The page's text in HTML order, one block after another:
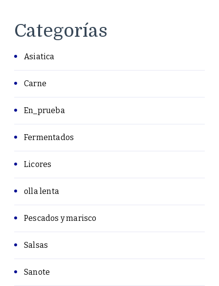
Categorías
Asiatica
Carne
En_prueba
Fermentados
Licores
olla lenta
Pescados y marisco
Salsas
Sanote